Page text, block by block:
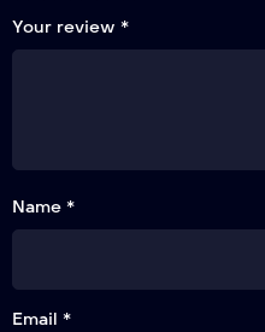
Your review *
Name *
Email *